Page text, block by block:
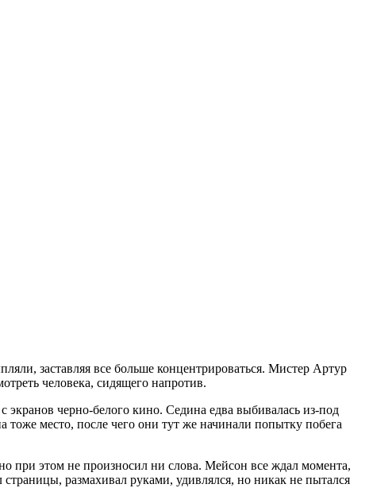
заставляя все больше концентрироваться. Мистер Артур
человека, сидящего напротив.
черно-белого кино. Седина едва выбивалась из-под
место, после чего они тут же начинали попытку побега
при этом не произносил ни слова. Мейсон все ждал момента,
размахивал руками, удивлялся, но никак не пытался